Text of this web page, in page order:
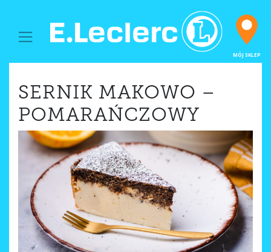
MAIN NAVIGATION
MÓJ SKLEP
SERNIK MAKOWO –
POMARAŃCZOWY